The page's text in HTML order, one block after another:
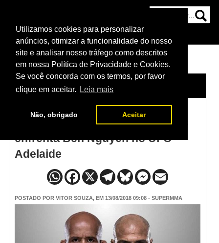
Utilizamos cookies para personalizar
anúncios, otimizar a funcionalidade do nosso
site e analisar nosso tráfego como descritos
em nossa Política de Privacidade e Cookies.
Se você concorda com os termos, por favor
clique em aceitar.
Leia mais
Não, obrigado Aceitar
NOTÍCIAS
HOME NOTÍCIAS
Para encerrar jejum, Wilson Reis
enfrenta Ben Nguyen no UFC
Adelaide
POSTADO POR VITOR SOUZA, EM 13/08/2018 09:08 - SUPERMMA